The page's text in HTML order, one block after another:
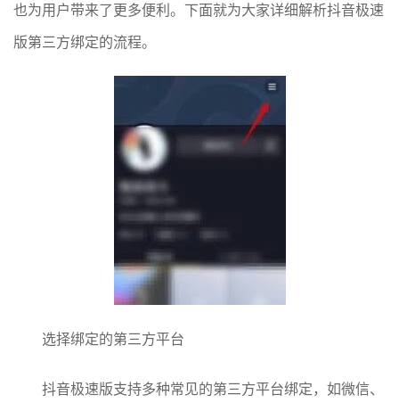
也为用户带来了更多便利。下面就为大家详细解析抖音极速
版第三方绑定的流程。
选择绑定的第三方平台
抖音极速版支持多种常见的第三方平台绑定，如微信、